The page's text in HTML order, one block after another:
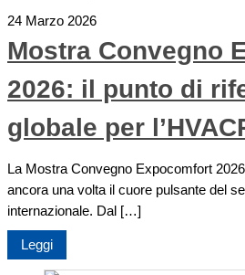
24 Marzo 2026
Mostra Convegno
2026: il punto di
globale per
La Mostra Convegno Expocomfort
ancora una volta il cuore pulsante del
internazionale. Dal […]
Leggi